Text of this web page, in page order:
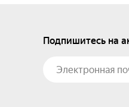
Подпишитесь на